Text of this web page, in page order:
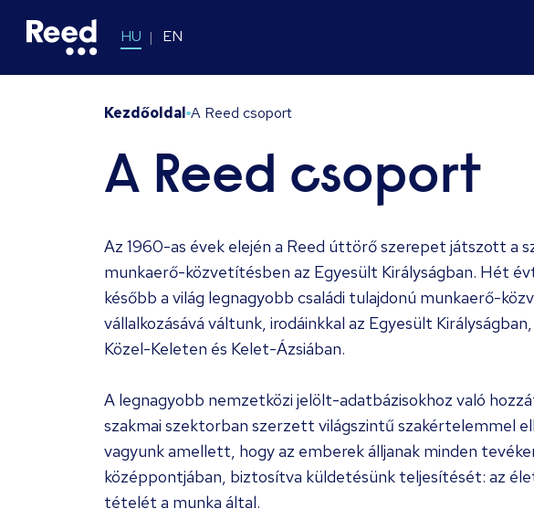
HU EN
Kezdőoldal A Reed csoport
A Reed csoport
Az 1960-as évek elején a Reed úttörő szerepet játszott a
munkaerő-közvetítésben az Egyesült Királyságban. Hét
később a világ legnagyobb családi tulajdonú munkaerő-
vállalkozásává váltunk, irodáinkkal az Egyesült
Közel-Keleten és Kelet-Ázsiában.
A legnagyobb nemzetközi jelölt-adatbázisokhoz való
szakmai szektorban szerzett világszintű szakértelemmel
vagyunk amellett, hogy az emberek álljanak minden
középpontjában, biztosítva küldetésünk teljesítését: az
tételét a munka által.